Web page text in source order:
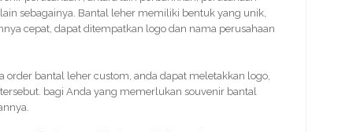
sebagainya. Bantal leher memiliki bentuk yang unik,
cepat, dapat ditempatkan logo dan nama perusahaan
bantal leher custom, anda dapat meletakkan logo,
bagi Anda yang memerlukan souvenir bantal